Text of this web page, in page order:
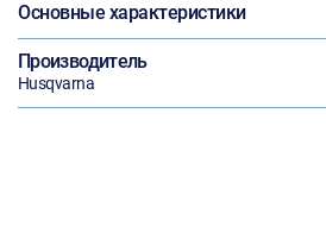
Основные характеристики
Производитель
Husqvarna